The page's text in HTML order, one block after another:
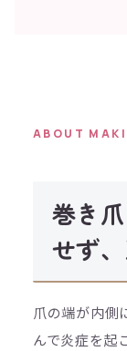
ABOUT
巻き
せず
爪の端が内側
んで炎症を起